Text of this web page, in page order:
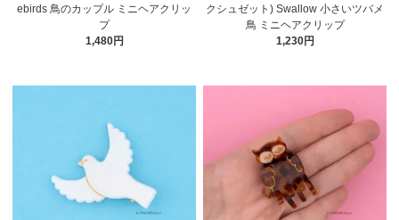
ebirds 鳥のカップル ミニヘアクリッ
プ
1,480円
クシュゼット) Swallow 小さいツバメ
鳥 ミニヘアクリップ
1,230円